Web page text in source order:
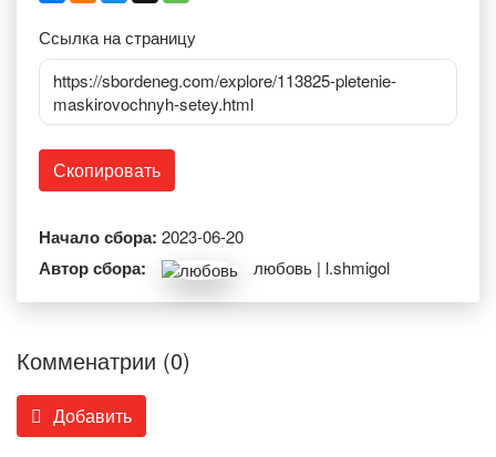
Ссылка на страницу
https://sbordeneg.com/explore/113825-pletenie-
maskirovochnyh-setey.html
Скопировать
Начало сбора: 2023-06-20
Автор сбора: любовь | l.shmigol
Комменатрии (0)
Добавить